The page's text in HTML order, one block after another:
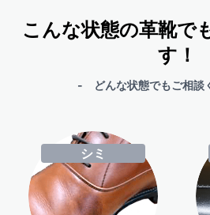
こんな状態の革靴で
す！
- どんな状態でもご相
シミ